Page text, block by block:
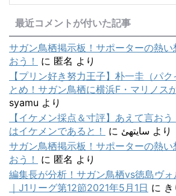
最近コメントが付いた記事
サガン鳥栖掲示板！サポーターの熱
おう！
に 匿名 より
【プリン好き努力王子】朴一圭（パ
とめ！サガン鳥栖に横浜F・マリノス
syamu より
【イケメン採点＆寸評】あえて言お
はイケメンであると！
に سایتهئ より
サガン鳥栖掲示板！サポーターの熱
おう！
に 匿名 より
編集長が分析！サガン鳥栖vs徳島ヴ
｜J1リーグ第12節2021年5月1日 に